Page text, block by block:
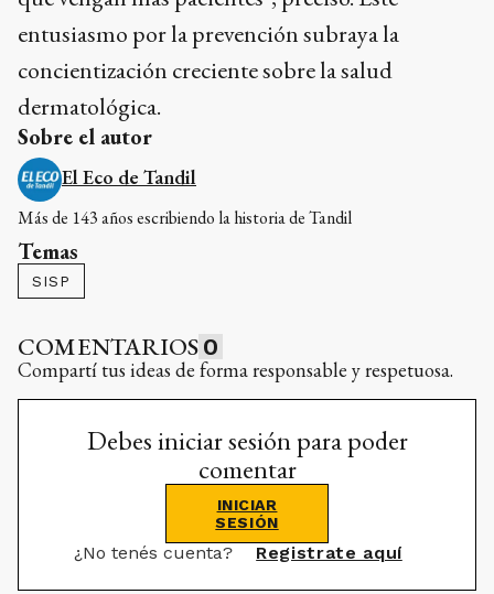
entusiasmo por la prevención subraya la
concientización creciente sobre la salud
dermatológica.
Sobre el autor
El Eco de Tandil
Más de 143 años escribiendo la historia de Tandil
Temas
SISP
COMENTARIOS 0
Compartí tus ideas de forma responsable y respetuosa.
Debes iniciar sesión para poder
comentar
INICIAR
SESIÓN
¿No tenés cuenta? Registrate aquí